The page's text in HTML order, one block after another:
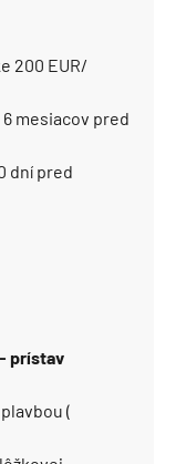
200 EUR/
mesiacov pred
dní pred
prístav
(